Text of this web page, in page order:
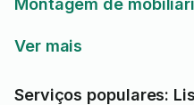
Montagem de
Ver mais
Serviços populares: